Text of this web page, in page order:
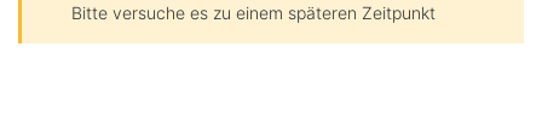
Bitte versuche es zu einem späteren Zeitpunkt